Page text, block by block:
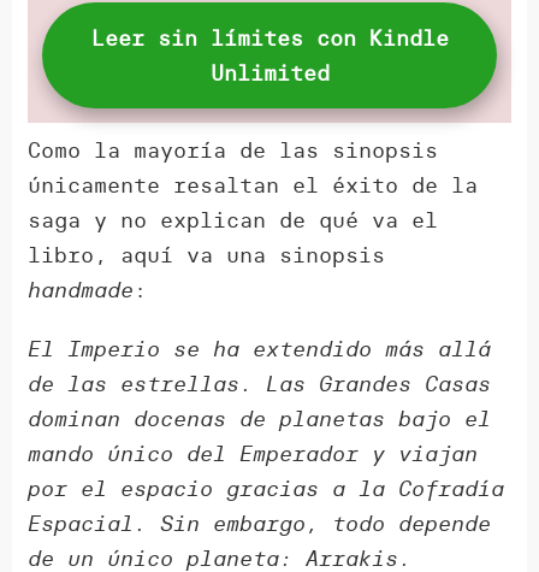
Leer sin límites con Kindle
Unlimited
Como la mayoría de las sinopsis
únicamente resaltan el éxito de la
saga y no explican de qué va el
libro, aquí va una sinopsis
handmade :
El Imperio se ha extendido más allá
de las estrellas. Las Grandes Casas
dominan docenas de planetas bajo el
mando único del Emperador y viajan
por el espacio gracias a la Cofradía
Espacial. Sin embargo, todo depende
de un único planeta: Arrakis.